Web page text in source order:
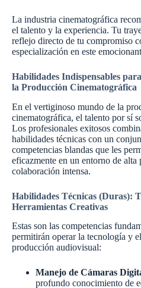
La industria cinematográfica
el talento y la experiencia. Tu
reflejo directo de tu compromiso
especialización en este
Habilidades Indispensables
la Producción Cinematográfica
En el vertiginoso mundo de la
cinematográfica, el talento por sí
Los profesionales exitosos
habilidades técnicas con un
competencias blandas que les
eficazmente en un entorno de alta
colaboración intensa.
Habilidades Técnicas (Duras):
Herramientas Creativas
Estas son las competencias
permitirán operar la tecnología y
producción audiovisual:
Manejo de Cámaras
profundo conocimiento de